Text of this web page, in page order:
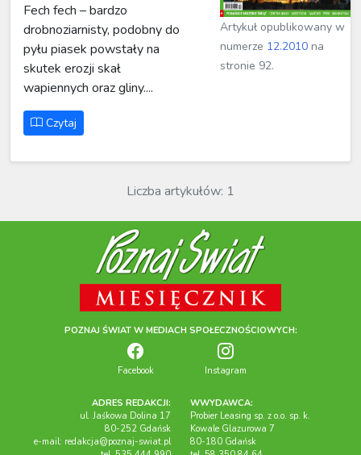
Fech fech – bardzo
drobnoziarnisty, podobny do
pyłu piasek powstały na
skutek erozji skał
wapiennych oraz gliny....
Czytaj
Artykuł opublikowany w
numerze 12.2010 na
stronie 92.
Liczba artykułów: 1
POZNAJ ŚWIAT W MEDIACH SPOŁECZNOŚCIOWYCH:
Facebook Instagram
ADRES REDAKCJI:
ul. Jaśkowa Dolina 17
80-252 Gdańsk
e-mail: redakcja@poznaj-swiat.pl
WWYDAWCA:
Probier Leasing sp. z o.o. sp. k.
Kowale Glazurowa 7
80-180 Gdańsk